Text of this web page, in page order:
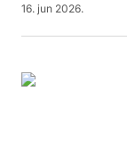
16. jun 2026.